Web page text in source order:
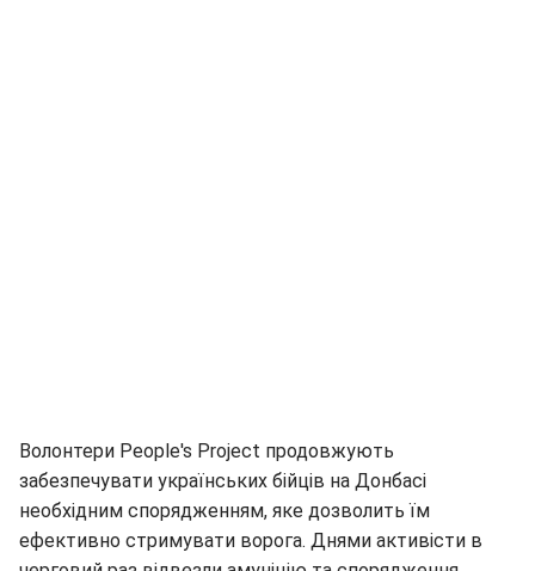
Волонтери People's Project продовжують
забезпечувати українських бійців на Донбасі
необхідним спорядженням, яке дозволить їм
ефективно стримувати ворога. Днями активісти в